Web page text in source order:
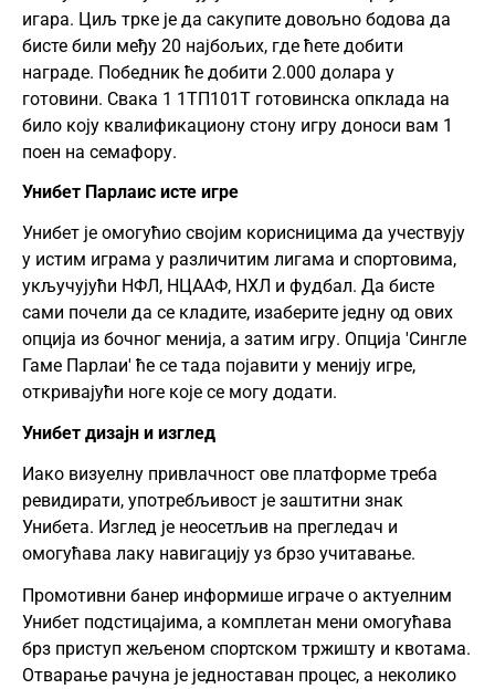
игара. Циљ трке је да сакупите довољно бодова да
бисте били међу 20 најбољих, где ћете добити
награде. Победник ће добити 2.000 долара у
готовини. Свака 1 1ТП101Т готовинска опклада на
било коју квалификациону стону игру доноси вам 1
поен на семафору.
Унибет Парлаис исте игре
Унибет је омогућио својим корисницима да учествују
у истим играма у различитим лигама и спортовима,
укључујући НФЛ, НЦААФ, НХЛ и фудбал. Да бисте
сами почели да се кладите, изаберите једну од ових
опција из бочног менија, а затим игру. Опција 'Сингле
Гаме Парлаи' ће се тада појавити у менију игре,
откривајући ноге које се могу додати.
Унибет дизајн и изглед
Иако визуелну привлачност ове платформе треба
ревидирати, употребљивост је заштитни знак
Унибета. Изглед је неосетљив на прегледач и
омогућава лаку навигацију уз брзо учитавање.
Промотивни банер информише играче о актуелним
Унибет подстицајима, а комплетан мени омогућава
брз приступ жељеном спортском тржишту и квотама.
Отварање рачуна је једноставан процес, а неколико